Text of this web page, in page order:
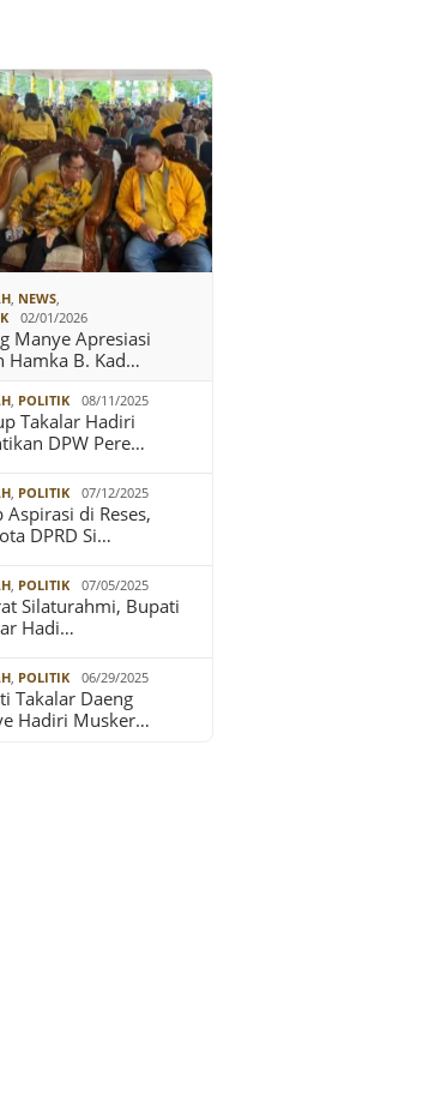
, NEWS,
02/01/2026
Manye Apresiasi
Hamka B. Kad…
, POLITIK 08/11/2025
Takalar Hadiri
DPW Pere…
, POLITIK 07/12/2025
Aspirasi di Reses,
DPRD Si…
, POLITIK 07/05/2025
Silaturahmi, Bupati
Hadi…
, POLITIK 06/29/2025
Takalar Daeng
Hadiri Musker…